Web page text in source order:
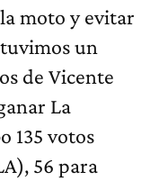
moto y evitar
un
de Vicente
La
135 votos
56 para